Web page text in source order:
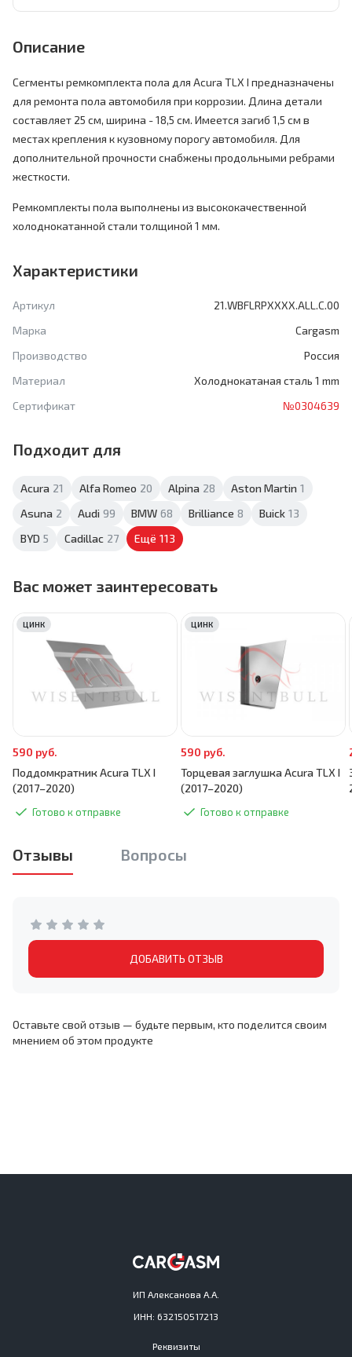
Описание
Сегменты ремкомплекта пола для Acura TLX I предназначены
для ремонта пола автомобиля при коррозии. Длина детали
составляет 25 см, ширина - 18,5 см. Имеется загиб 1,5 см в
местах крепления к кузовному порогу автомобиля. Для
дополнительной прочности снабжены продольными ребрами
жесткости.
Ремкомплекты пола выполнены из высококачественной
холоднокатанной стали толщиной 1 мм.
Характеристики
Артикул
21.WBFLRPXXXX.ALL.C.00
Марка
Cargasm
Производство
Россия
Материал
Холоднокатаная сталь 1 mm
Сертификат
№0304639
Подходит для
Acura 21 Alfa Romeo 20 Alpina 28 Aston Martin 1
Asuna 2 Audi 99 BMW 68 Brilliance 8 Buick 13
BYD 5 Cadillac 27 Ещё 113
Вас может заинтересовать
590 руб.
Поддомкратник Acura TLX I
(2017–2020)
Готово к отправке
ЦИНК
590 руб.
Торцевая заглушка Acura TLX I
(2017–2020)
Готово к отправке
ЦИНК
Отзывы Вопросы
ДОБАВИТЬ ОТЗЫВ
Оставьте свой отзыв — будьте первым, кто поделится своим
мнением об этом продукте
ИП Алексанова А.А.
ИНН: 632150517213
Реквизиты